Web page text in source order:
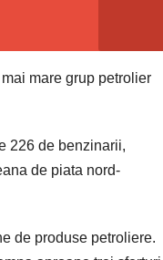
mare grup petrolier
226 de benzinarii,
de piata nord-
de produse petroliere.